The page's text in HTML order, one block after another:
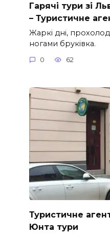
Гарячі тури зі
– Туристичне
Жаркі дні,
ногами бруківка.
0 62
Туристичне
Юнта тури